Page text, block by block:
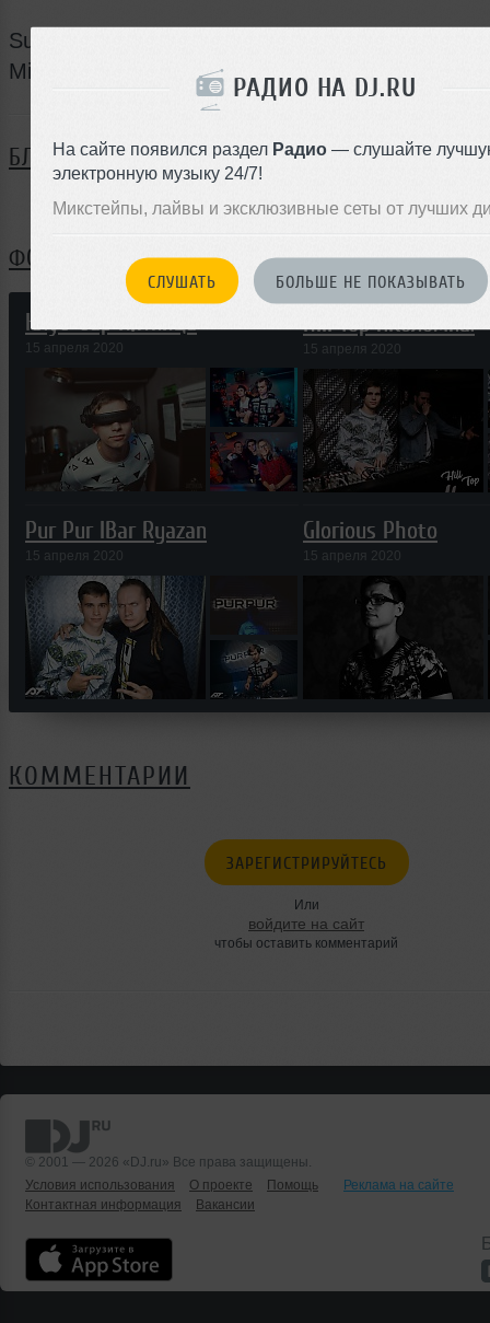
РАДИО НА DJ.RU
На сайте появился раздел Радио — слушайте
электронную музыку 24/7!
Микстейпы, лайвы и эксклюзивные сеты от лучших
СЛУШАТЬ БОЛЬШЕ НЕ ПОКАЗЫВАТЬ
Support: VOLAC, Efim Kerbut, G-KEY,
Mila Fox.
БЛОГ
Нет записей в блоге
ФОТОГРАФИИ
Клуб-бар Пятница
15 апреля 2020
Hill Top г.Коломна.
15 апреля 2020
Pur Pur IBar Ryazan
15 апреля 2020
Glorious Photo
15 апреля 2020
КОММЕНТАРИИ
ЗАРЕГИСТРИРУЙТЕСЬ
Или
войдите на сайт
чтобы оставить комментарий
© 2001 — 2026 «DJ.ru» Все права защищены.
Условия использования
О проекте Помощь
Реклама на сайте
Контактная информация
Вакансии